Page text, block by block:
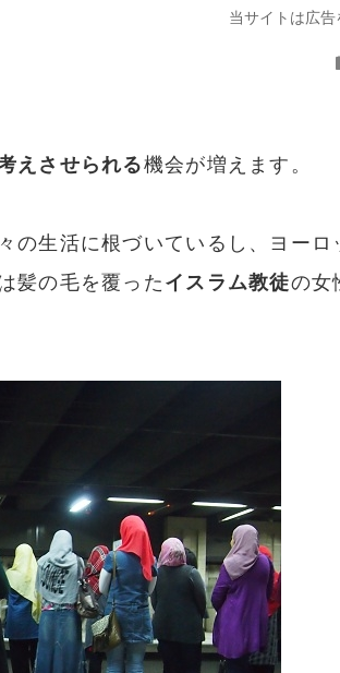
当サイトは広
えさせられる機会が増えます。
の生活に根づいているし、ヨーロ
髪の毛を覆った イスラム教徒の女